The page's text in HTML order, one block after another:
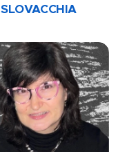
SLOVACCHIA